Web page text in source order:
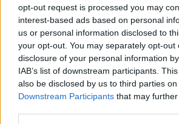
opt-out request is processed you may
interest-based ads based on personal
us or personal information disclosed to
your opt-out. You may separately opt-out
disclosure of your personal information
IAB’s list of downstream participants.
also be disclosed by us to third parties on
Downstream Participants that may
Bulvár
2024. július 17. 9:22
Balogh Levente lánya